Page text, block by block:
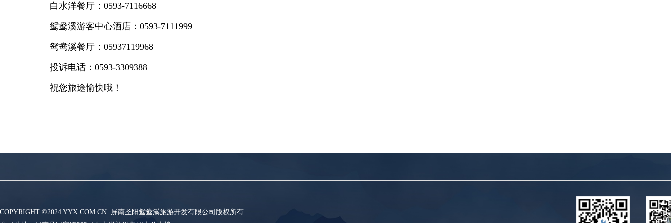
白水洋餐厅：0593-7116668
鸳鸯溪游客中心酒店：0593-7111999
鸳鸯溪餐厅：05937119968
投诉电话：0593-3309388
祝您旅途愉快哦！
COPYRIGHT ©2024 YYX.COM.CN 屏南圣阳鸳鸯溪旅游开发有限公司版权所有